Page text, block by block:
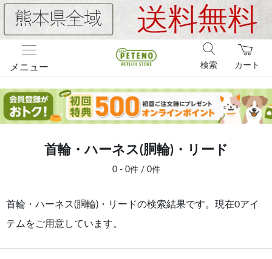
メニュー カート
検索
首輪・ハーネス(胴輪)・リード
0 - 0件 / 0件
首輪・ハーネス(胴輪)・リードの検索結果です。現在0アイ
テムをご用意しています。